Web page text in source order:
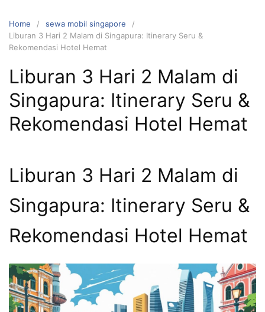
content
Home
sewa mobil singapore
Liburan 3 Hari 2 Malam di Singapura: Itinerary Seru &
Rekomendasi Hotel Hemat
Liburan 3 Hari 2 Malam di
Singapura: Itinerary Seru &
Rekomendasi Hotel Hemat
Liburan 3 Hari 2 Malam di
Singapura: Itinerary Seru &
Rekomendasi Hotel Hemat